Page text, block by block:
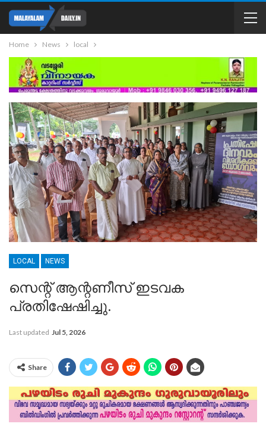
Home News local
LOCAL NEWS
സെന്റ് ആന്റണീസ് ഇടവക
പ്രതിഷേഷിച്ചു.
Last updated Jul 5, 2026
Share